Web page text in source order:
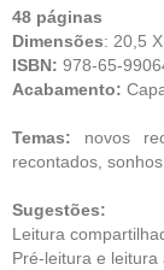
48 páginas
Dimensões: 20,5
ISBN: 978-65-
Acabamento:
Temas: novos
recontados,
Sugestões:
Leitura
Pré-leitura e